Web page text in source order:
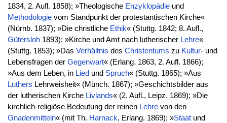
1834, 2. Aufl. 1858); »Theologische Enzyklopädieund
Methodologievom Standpunkt der protestantischen Kirche«
(Nürnb. 1837); »Die christliche Ethik« (Stuttg. 1842; 8. Aufl.,
Gütersloh1893); »Kirche und Amt nach lutherischer Lehre«
(Stuttg. 1853); »Das Verhältnis des Christentums zu Kultur- und
Lebensfragen der Gegenwart« (Erlang. 1863, 2. Aufl. 1866);
»Aus dem Leben, in Lied und Spruch« (Stuttg. 1865); »Aus
Luthers Lehrweisheit« (Münch. 1867); »Geschichtsbilder aus
der lutherischen Kirche Livlands« (2. Aufl., Leipz. 1869); »Die
kirchlich-religiöse Bedeutung der reinen Lehrevon den
Gnadenmitteln« (mit Th. Harnack, Erlang. 1869); »Staatund